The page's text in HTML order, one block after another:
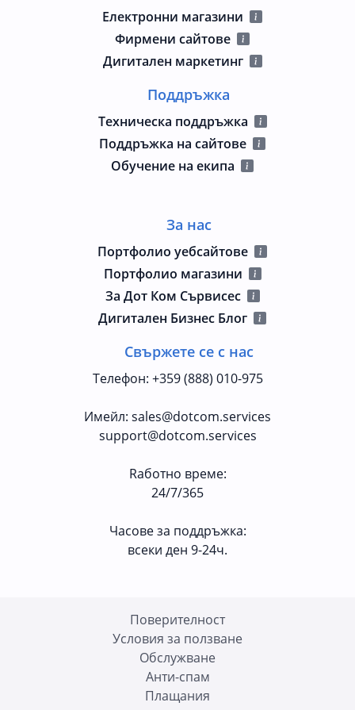
Електронни магазини
Фирмени сайтове
Дигитален маркетинг
Поддръжка
Техническа поддръжка
Поддръжка на сайтове
Обучение на екипа
За нас
Портфолио уебсайтове
Портфолио магазини
За Дот Ком Сървисес
Дигитален Бизнес Блог
Свържете се с нас
Телефон: +359 (888) 010-975
Имейл: sales@dotcom.services
support@dotcom.services
Rаботно време:
24/7/365
Часове за поддръжка:
всеки ден 9-24ч.
Поверителност
Условия за ползване
Oбслужване
Анти-спам
Плащания